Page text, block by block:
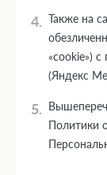
Также на
«cookie»)
(Яндекс
Политики